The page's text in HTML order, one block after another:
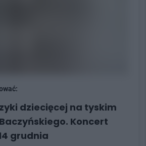
dziecięcej na tyskim
Koncert
grudnia